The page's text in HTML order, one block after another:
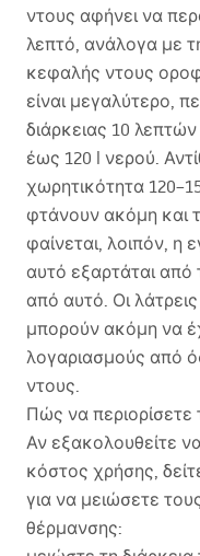
ντους αφήνει να
λεπτό, ανάλογα με
κεφαλής ντους
είναι μεγαλύτερο,
διάρκειας 10
έως 120 l νερού.
χωρητικότητα
φτάνουν ακόμη και
φαίνεται, λοιπόν, η
αυτό εξαρτάται
από αυτό. Οι
μπορούν ακόμη να
λογαριασμούς από
ντους.
Πώς να
Αν εξακολουθείτε
κόστος χρήσης,
για να μειώσετε
θέρμανσης: